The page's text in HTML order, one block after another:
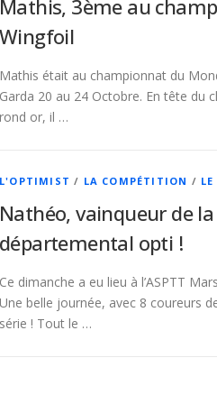
Mathis, 3ème au
Wingfoil
Mathis était au championnat du
Garda 20 au 24 Octobre. En tête du
rond or, il …
L'OPTIMIST / LA COMPÉTITION / LE
Nathéo, vainqueur de
départemental opti !
Ce dimanche a eu lieu à l’ASPTT
Une belle journée, avec 8 coureurs
série ! Tout le …